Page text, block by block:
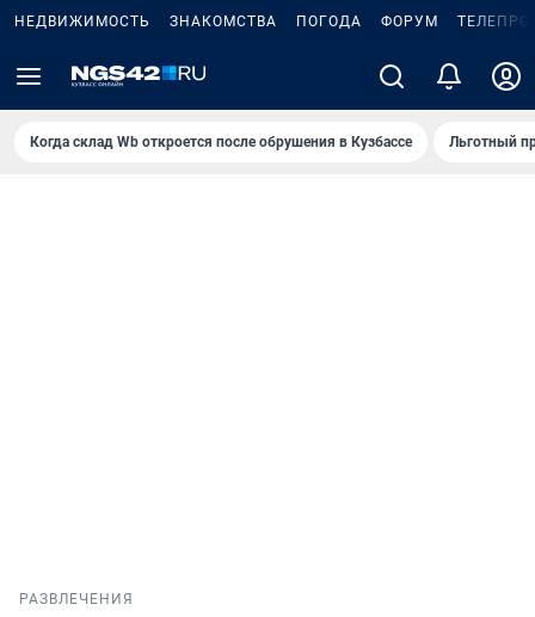
НЕДВИЖИМОСТЬ ЗНАКОМСТВА ПОГОДА ФОРУМ
Когда склад Wb откроется после обрушения в Кузбассе Льготный
РАЗВЛЕЧЕНИЯ